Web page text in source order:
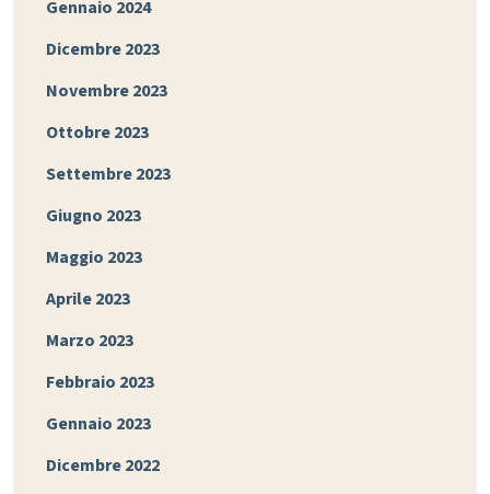
Gennaio 2024
Dicembre 2023
Novembre 2023
Ottobre 2023
Settembre 2023
Giugno 2023
Maggio 2023
Aprile 2023
Marzo 2023
Febbraio 2023
Gennaio 2023
Dicembre 2022